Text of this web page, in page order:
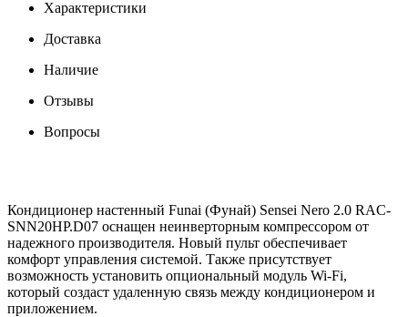
Характеристики
Доставка
Наличие
Отзывы
Вопросы
Кондиционер настенный Funai (Фунай) Sensei Nero 2.0 RAC-
SNN20HP.D07 оснащен неинверторным компрессором от
надежного производителя. Новый пульт обеспечивает
комфорт управления системой. Также присутствует
возможность установить опциональный модуль Wi-Fi,
который создаст удаленную связь между кондиционером и
приложением.